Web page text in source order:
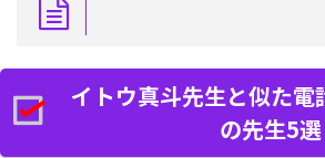
イトウ真斗先生と似た電
の先生5選